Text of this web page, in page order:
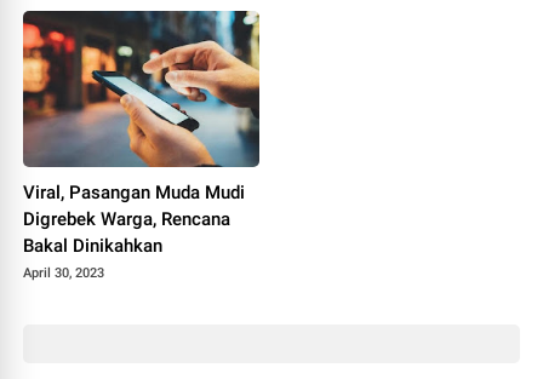
Viral, Pasangan Muda Mudi
Digrebek Warga, Rencana
Bakal Dinikahkan
April 30, 2023